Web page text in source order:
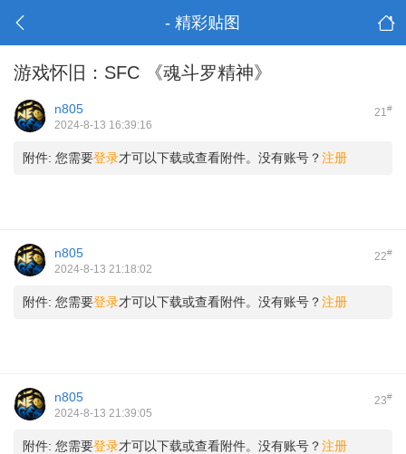
- 精彩贴图
游戏怀旧：SFC 《魂斗罗精神》
21#
n805
2024-8-13 16:39:16
附件: 您需要登录才可以下载或查看附件。没有账号？注册
22#
n805
2024-8-13 21:18:02
附件: 您需要登录才可以下载或查看附件。没有账号？注册
23#
n805
2024-8-13 21:39:05
附件: 您需要登录才可以下载或查看附件。没有账号？注册